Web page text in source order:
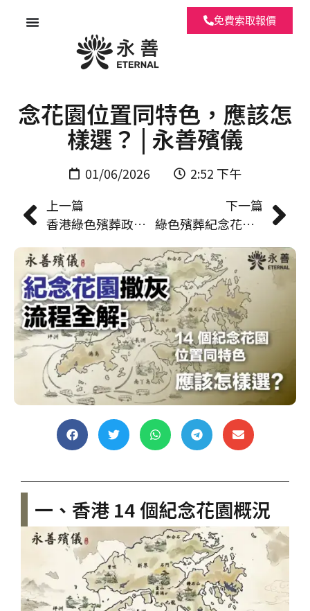
免費索取報價
念花園位置同特色，應該怎
樣選？ | 永善殯儀
01/06/2026
2:52 下午
上一篇
香港綠色殯葬政策與趨勢：為何愈來愈多人選擇撒灰？ | 永善殯儀
下一篇
綠色殯葬紀念花園紀念牌匾：費用、規格及紀念方式全解析 | 永善殯儀
一、香港 14 個紀念花園概況